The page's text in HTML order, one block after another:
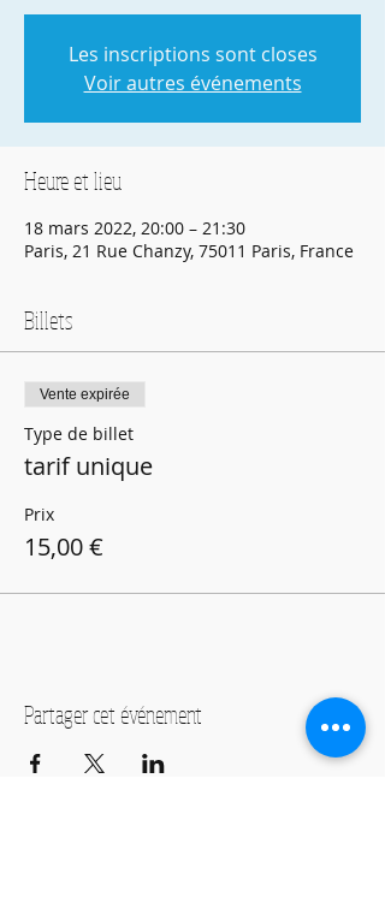
Les inscriptions sont closes
Voir autres événements
Heure et lieu
18 mars 2022, 20:00 – 21:30
Paris, 21 Rue Chanzy, 75011 Paris, France
Billets
Vente expirée
Type de billet
tarif unique
Prix
15,00 €
Partager cet événement